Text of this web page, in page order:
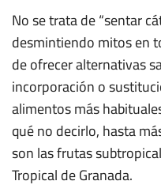
No se trata de “sentar
desmintiendo mitos en
de ofrecer alternativas
incorporación o
alimentos más
qué no decirlo, hasta
son las frutas
Tropical de Granada.